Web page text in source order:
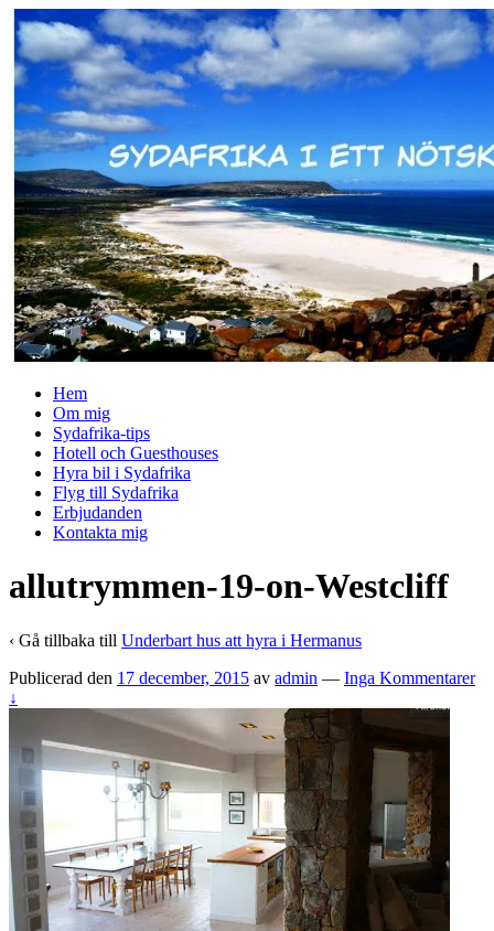
Skip
to
Main
Content
Hem
Om mig
Sydafrika-tips
Hotell och Guesthouses
Hyra bil i Sydafrika
Flyg till Sydafrika
Erbjudanden
Kontakta mig
allutrymmen-19-on-Westcliff
‹ Gå tillbaka till Underbart hus att hyra i Hermanus
Publicerad den 17 december, 2015 av admin — Inga Kommentarer
↓